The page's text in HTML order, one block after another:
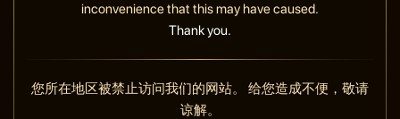
inconvenience that this may have caused.
Thank you.
您所在地区被禁止访问我们的网站。 给您造成不便，敬请
谅解。